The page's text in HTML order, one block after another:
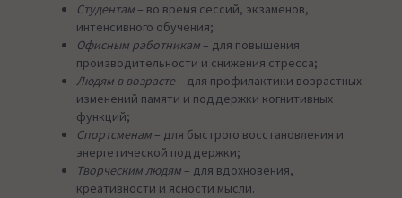
Студентам – во время сессий, экзаменов,
интенсивного обучения;
Офисным работникам – для повышения
производительности и снижения стресса;
Людям в возрасте– для профилактики возрастных
изменений памяти и поддержки когнитивных
функций;
Спортсменам – для быстрого восстановления и
энергетической поддержки;
Творческим людям – для вдохновения,
креативности и ясности мысли.